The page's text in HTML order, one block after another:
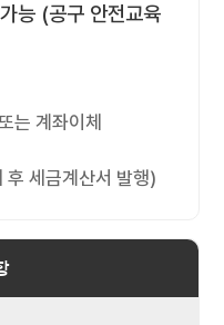
능 (공구 안전교육
는 계좌이체
세금계산서 발행)